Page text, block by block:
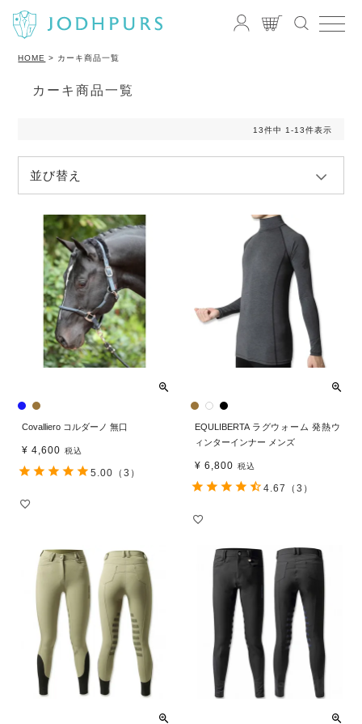
HOME カーキ商品一覧
カーキ商品一覧
並び替え
13件中 1 -13件表示
Covalliero コルダーノ 無口
¥ 4,600 税込
5.00 （3）
EQULIBERTA ラグウォーム 発熱ウ
ィンターインナー メンズ
¥ 6,800 税込
4.67 （3）